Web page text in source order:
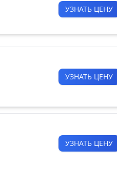
УЗНАТЬ ЦЕНУ
УЗНАТЬ ЦЕНУ
УЗНАТЬ ЦЕНУ